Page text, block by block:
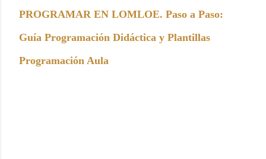
PROGRAMAR EN LOMLOE. Paso a Paso:
Guía Programación Didáctica y Plantillas
Programación Aula